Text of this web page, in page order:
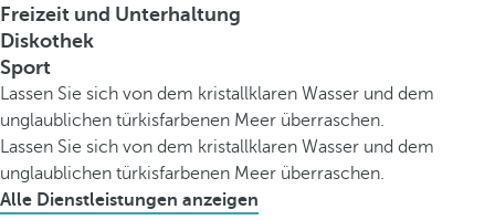
Freizeit und Unterhaltung
Diskothek
Sport
Lassen Sie sich von dem kristallklaren Wasser und dem
unglaublichen türkisfarbenen Meer überraschen.
Lassen Sie sich von dem kristallklaren Wasser und dem
unglaublichen türkisfarbenen Meer überraschen.
Alle Dienstleistungen anzeigen